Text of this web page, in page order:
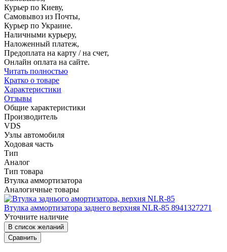
Курьер по Киеву,
Самовывоз из Почты,
Курьер по Украине.
Наличными курьеру,
Наложенный платеж,
Предоплата на карту / на счет,
Онлайн оплата на сайте.
Читать полностью
Кратко о товаре
Характеристики
Отзывы
Общие характеристики
Производитель
VDS
Узлы автомобиля
Ходовая часть
Тип
Аналог
Тип товара
Втулка аммортизатора
Аналогичные товары
Втулка аммортизатора заднего верхняя NLR-85 8941327271
Уточните наличие
В список желаний
Сравнить